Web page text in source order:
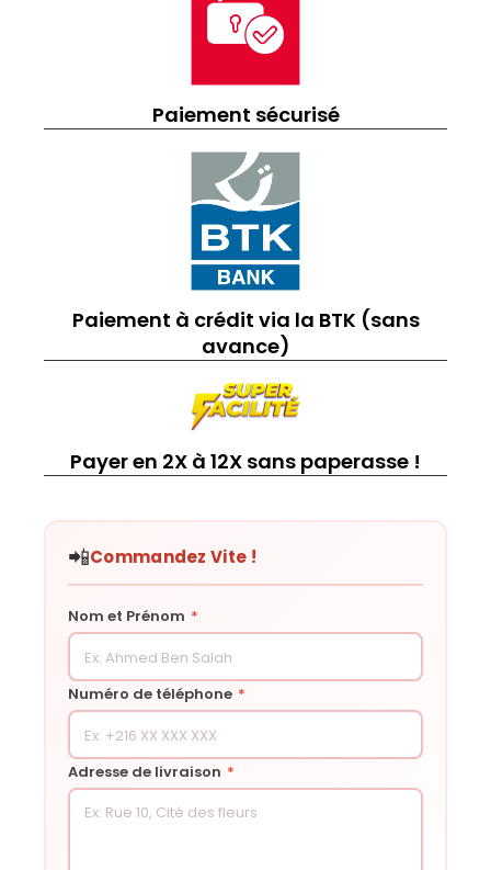
Paiement sécurisé
Paiement à crédit via la BTK (sans
avance)
Payer en 2X à 12X sans paperasse !
📲Commandez Vite !
Nom et Prénom *
Numéro de téléphone *
Adresse de livraison *